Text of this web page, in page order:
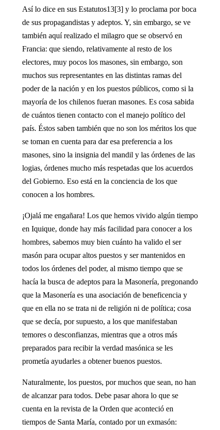
Así lo dice en sus Estatutos13[3] y lo proclama por boca
de sus propagandistas y adeptos. Y, sin embargo, se ve
también aquí realizado el milagro que se observó en
Francia: que siendo, relativamente al resto de los
electores, muy pocos los masones, sin embargo, son
muchos sus representantes en las distintas ramas del
poder de la nación y en los puestos públicos, como si la
mayoría de los chilenos fueran masones. Es cosa sabida
de cuántos tienen contacto con el manejo político del
país. Éstos saben también que no son los méritos los que
se toman en cuenta para dar esa preferencia a los
masones, sino la insignia del mandil y las órdenes de las
logias, órdenes mucho más respetadas que los acuerdos
del Gobierno. Eso está en la conciencia de los que
conocen a los hombres.
¡Ojalá me engañara! Los que hemos vivido algún tiempo
en Iquique, donde hay más facilidad para conocer a los
hombres, sabemos muy bien cuánto ha valido el ser
masón para ocupar altos puestos y ser mantenidos en
todos los órdenes del poder, al mismo tiempo que se
hacía la busca de adeptos para la Masonería, pregonando
que la Masonería es una asociación de beneficencia y
que en ella no se trata ni de religión ni de política; cosa
que se decía, por supuesto, a los que manifestaban
temores o desconfianzas, mientras que a otros más
preparados para recibir la verdad masónica se les
prometía ayudarles a obtener buenos puestos.
Naturalmente, los puestos, por muchos que sean, no han
de alcanzar para todos. Debe pasar ahora lo que se
cuenta en la revista de la Orden que aconteció en
tiempos de Santa María, contado por un exmasón: